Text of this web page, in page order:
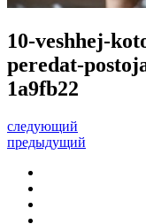
10-veshhej-
peredat-
1a9fb22
следующий
предыдущий